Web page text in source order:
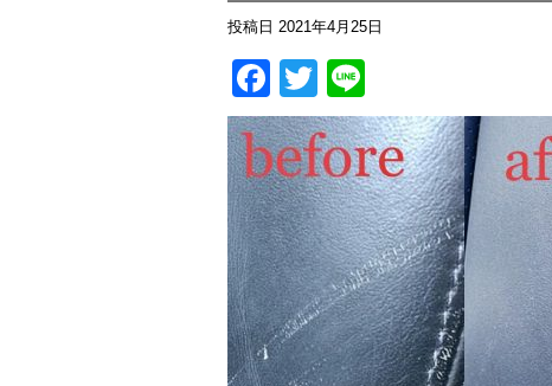
投稿日 2021年4月25日
Facebook
Twitter